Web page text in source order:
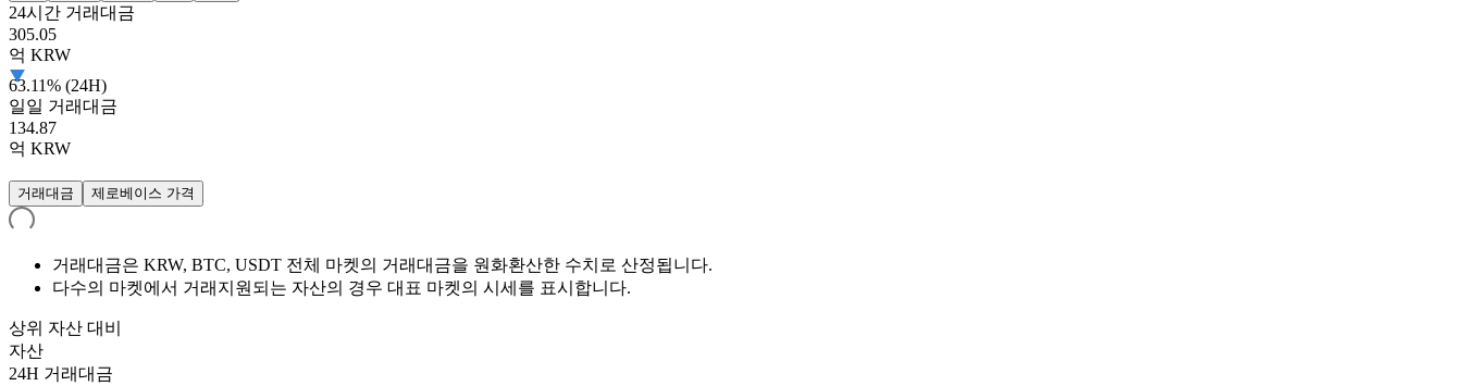
24시간 거래대금
305.05
억 KRW
63.11% (24H)
일일 거래대금
134.87
억 KRW
거래대금 제로베이스 가격
거래대금은 KRW, BTC, USDT 전체 마켓의 거래대금을 원화환산한 수치로 산정됩니다.
다수의 마켓에서 거래지원되는 자산의 경우 대표 마켓의 시세를 표시합니다.
상위 자산 대비
자산
24H 거래대금